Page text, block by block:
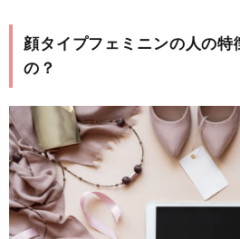
顔タイプフェミニンの人の特
の？